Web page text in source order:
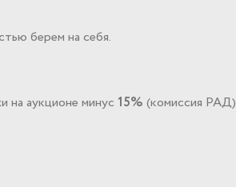
берем на себя.
на аукционе минус 15% (комиссия РАД)